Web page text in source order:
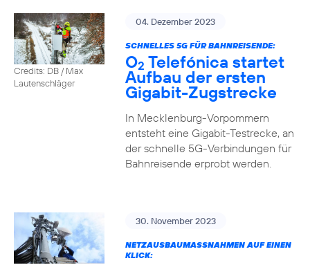
Credits: DB / Max
Lautenschläger
04. Dezember 2023
SCHNELLES 5G FÜR BAHNREISENDE:
O2 Telefónica startet
Aufbau der ersten
Gigabit-Zugstrecke
In Mecklenburg-Vorpommern
entsteht eine Gigabit-Testrecke, an
der schnelle 5G-Verbindungen für
Bahnreisende erprobt werden.
30. November 2023
NETZAUSBAUMASSNAHMEN AUF EINEN K
LICK: